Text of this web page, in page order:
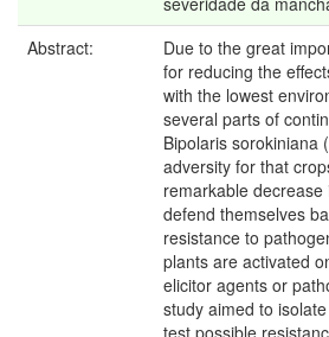
Abstract:
Due to the great
for reducing the
with the lowest
several parts of
Bipolaris sorokiniana
adversity for that
remarkable
defend themselves
resistance to
plants are activated
elicitor agents or
study aimed to